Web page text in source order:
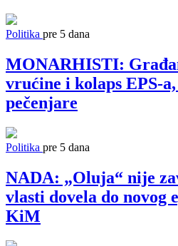
Politika pre 5 dana
MONARHISTI:
vrućine i kolaps EPS-
pečenjare
Politika pre 5 dana
NADA: „Oluja“ nije
vlasti dovela do novog
KiM